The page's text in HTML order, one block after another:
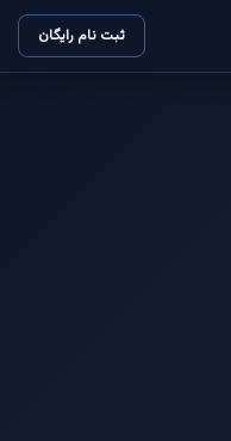
ثبت نام رایگان